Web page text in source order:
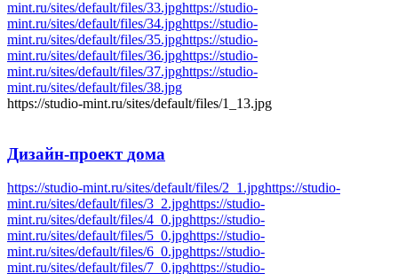
mint.ru/sites/default/files/33.jpghttps://studio-
mint.ru/sites/default/files/34.jpghttps://studio-
mint.ru/sites/default/files/35.jpghttps://studio-
mint.ru/sites/default/files/36.jpghttps://studio-
mint.ru/sites/default/files/37.jpghttps://studio-
mint.ru/sites/default/files/38.jpg
https://studio-mint.ru/sites/default/files/1_13.jpg
Дизайн-проект дома
https://studio-mint.ru/sites/default/files/2_1.jpghttps://studio-
mint.ru/sites/default/files/3_2.jpghttps://studio-
mint.ru/sites/default/files/4_0.jpghttps://studio-
mint.ru/sites/default/files/5_0.jpghttps://studio-
mint.ru/sites/default/files/6_0.jpghttps://studio-
mint.ru/sites/default/files/7_0.jpghttps://studio-